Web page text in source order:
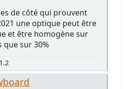
de côté qui prouvent
une optique peut être
et être homogène sur
que sur 30%